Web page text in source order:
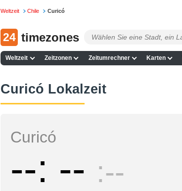
Weltzeit Chile Curicó
24 timezones
Weltzeit Zeitzonen Zeitumrechner Karten
Curicó Lokalzeit
Curicó
-- -- --